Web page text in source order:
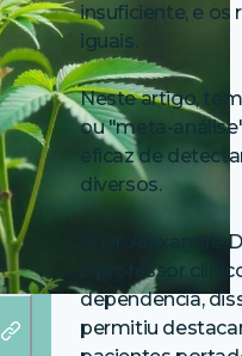
insuficiente, e os
iguais.
Neste artigo,
ou "meta-
eficaz de
diversos.
O Dr. Alexandre
e professor
dependência,
permitiu